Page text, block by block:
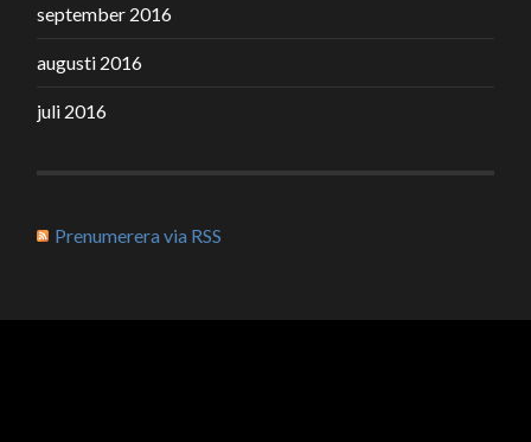
september 2016
augusti 2016
juli 2016
Prenumerera via RSS